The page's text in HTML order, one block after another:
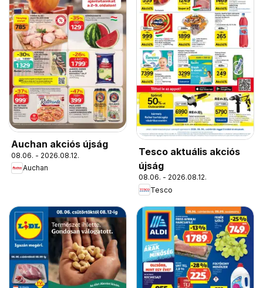
Auchan akciós újság
08.06. - 2026.08.12.
Auchan
Tesco aktuális akciós
újság
08.06. - 2026.08.12.
Tesco